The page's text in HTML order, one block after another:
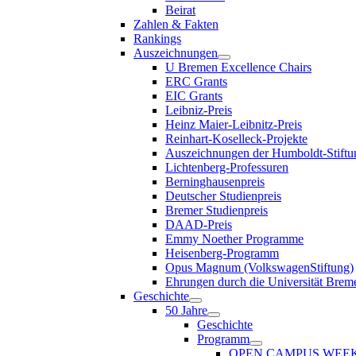
Beirat
Zahlen & Fakten
Rankings
Auszeichnungen
U Bremen Excellence Chairs
ERC Grants
EIC Grants
Leibniz-Preis
Heinz Maier-Leibnitz-Preis
Reinhart-Koselleck-Projekte
Auszeichnungen der Humboldt-
Lichtenberg-Professuren
Berninghausenpreis
Deutscher Studienpreis
Bremer Studienpreis
DAAD-Preis
Emmy Noether Programme
Heisenberg-Programm
Opus Magnum (VolkswagenStiftung)
Ehrungen durch die Universität
Geschichte
50 Jahre
Geschichte
Programm
OPEN CAMPUS